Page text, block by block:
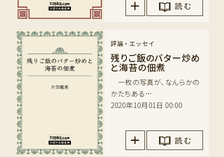
読 む
評論・エッセイ
残りご飯のバター炒め
と海苔の佃煮
一枚の写真が、なんらかの
かたちある…
2020年10月01日 00:00
読 む